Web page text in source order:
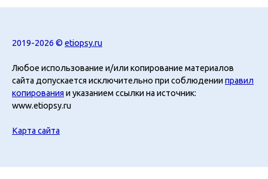
2019-2026 © etiopsy.ru
Любое использование и/или копирование материалов
сайта допускается исключительно при соблюденииправил
копирования и указанием ссылки на источник:
www.etiopsy.ru
Карта сайта